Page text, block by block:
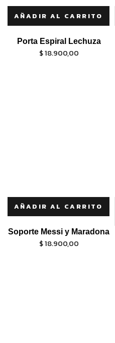
AÑADIR AL CARRITO
Porta Espiral Lechuza
$18.900,00
AÑADIR AL CARRITO
Soporte Messi y Maradona
$18.900,00